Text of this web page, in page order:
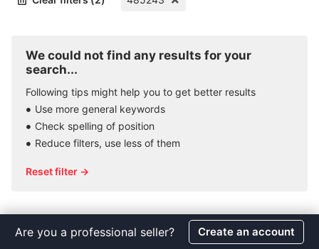
We could not find any results for your
search...
Following tips might help you to get better results
Use more general keywords
Check spelling of position
Reduce filters, use less of them
Reset filter →
Are you a professional seller? Create an account